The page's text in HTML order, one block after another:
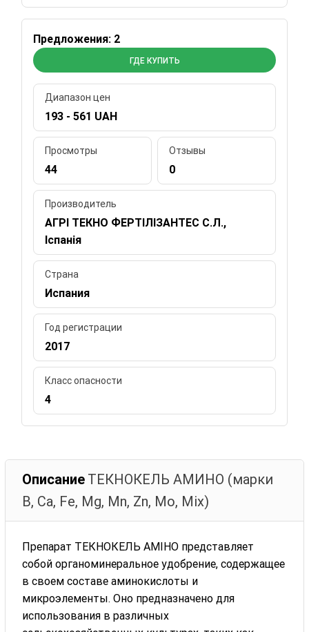
Предложения: 2
ГДЕ КУПИТЬ
Диапазон цен
193 - 561 UAH
Просмотры
44
Отзывы
0
Производитель
АГРІ ТЕКНО ФЕРТІЛІЗАНТЕС С.Л.,
Іспанія
Страна
Испания
Год регистрации
2017
Класс опасности
4
Описание ТЕКНОКЕЛЬ АМИНО (марки
B, Ca, Fe, Mg, Mn, Zn, Mo, Mix)
Препарат ТЕКНОКЕЛЬ АМІНО представляет
собой органоминеральное удобрение, содержащее
в своем составе аминокислоты и
микроэлементы. Оно предназначено для
использования в различных